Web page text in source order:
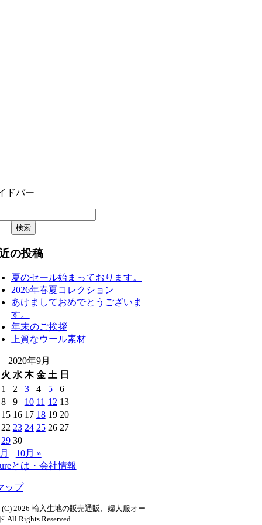
ドバー
の投稿
夏のセール始まっております。
2026年春夏コレクション
あけましておめでとうございま
す。
年末のご挨拶
上質なウール素材
2020年9月
火 水 木 金 土 日
1
2 3 4 5
6
8 9 10 11 12 13
15 16 17 18 19 20
22 23 24 25 26 27
29 30
10月 »
とは・会社情報
ップ
2026 輸入生地の販売通販、婦人服オー
All Rights Reserved.